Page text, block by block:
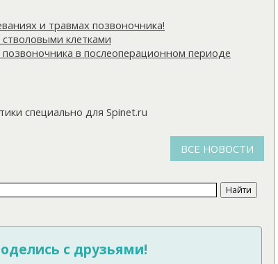
и травмах позвоночника!
клетками
в послеоперационном периоде
специально для Spinet.ru
ВСЕ НОВОСТИ
с друзьями!